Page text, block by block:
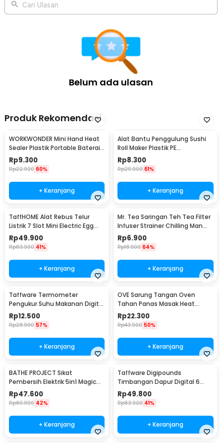
Cari Ulasan
Belum ada ulasan
Produk Rekomendasi
WORKWONDER Mini Hand Heat
Sealer Plastik Portable Baterai
AA - LX2000A
Rp9.300
Rp22.900 60%
+ Keranjang
Alat Bantu Penggulung Sushi
Roll Maker Plastik PE
22x20.5x0.1cm - E1119
Rp8.300
Rp20.900 61%
+ Keranjang
TaffHOME Alat Rebus Telur
Listrik 7 Slot Mini Electric Egg
Cooker 350W - YS-203
Rp49.900
Rp83.900 41%
+ Keranjang
Mr. Tea Saringan Teh Tea Filter
Infuser Strainer Chilling Man
Silicon - MR03
Rp6.900
Rp18.900 64%
+ Keranjang
Taffware Termometer
Pengukur Suhu Makanan Digital
Daging Kopi Susu - TP101
Rp12.500
Rp28.900 57%
+ Keranjang
OVE Sarung Tangan Oven
Tahan Panas Masak Heat
Resistant Gloves - 540F
Rp22.300
Rp43.900 50%
+ Keranjang
BATHE PROJECT Sikat
Pembersih Elektrik 5in1 Magic
Brush Rechargeable - WQ8110
Rp47.600
Rp80.900 42%
+ Keranjang
Taffware Digipounds
Timbangan Dapur Digital 6
Satuan 1kg 0.1g - i2000
Rp49.800
Rp83.900 41%
+ Keranjang